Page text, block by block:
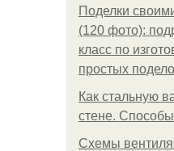
Поделки
(120 фото):
класс по
простых
Как стальную
стене.
Схемы